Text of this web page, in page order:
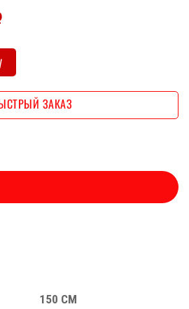
Текущая
32000 ₽.
ЗАКАЗ
150 СМ